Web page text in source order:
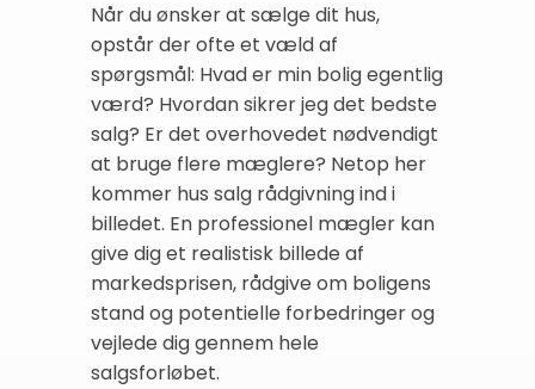
Når du ønsker at sælge dit hus,
opstår der ofte et væld af
spørgsmål: Hvad er min bolig egentlig
værd? Hvordan sikrer jeg det bedste
salg? Er det overhovedet nødvendigt
at bruge flere mæglere? Netop her
kommer hus salg rådgivning ind i
billedet. En professionel mægler kan
give dig et realistisk billede af
markedsprisen, rådgive om boligens
stand og potentielle forbedringer og
vejlede dig gennem hele
salgsforløbet.